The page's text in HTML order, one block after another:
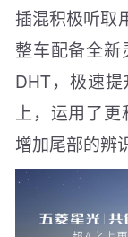
插混积极听取
整车配备全
DHT，极速
上，运用了
增加尾部的辨